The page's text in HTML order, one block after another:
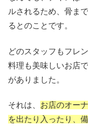
ルされるため、骨ま
るとのことです。
どのスタッフもフレ
料理も美味しいお店
がありました。
それは、 お店のオー
を出たり入ったり、